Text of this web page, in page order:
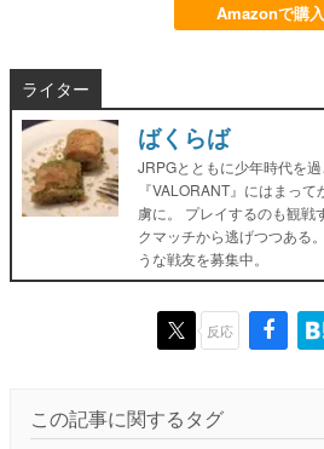
Amazonで購入
ライター
ばくらば
JRPGとともに少年時代を
『VALORANT』にはまっ
虜に。 プレイするのも観戦
クマッチから逃げつつある
うな戦友を募集中。
反応
この記事に関するタグ